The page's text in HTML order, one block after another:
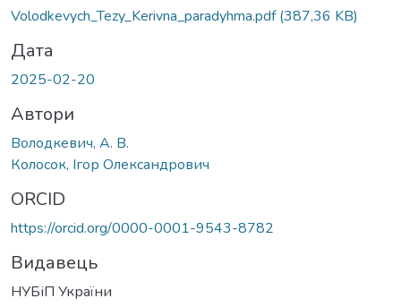
Volodkevych_Tezy_Kerivna_paradyhma.pdf(387,36 KB)
Дата
2025-02-20
Автори
Володкевич, А. В.
Колосок, Ігор Олександрович
ORCID
https://orcid.org/0000-0001-9543-8782
Видавець
НУБіП України